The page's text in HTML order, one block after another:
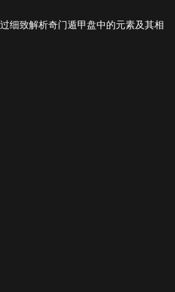
细致解析奇门遁甲盘中的元素及其相